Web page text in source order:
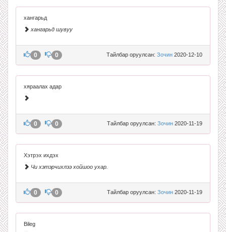
хангарьд
хангарьд шувуу
Тайлбар оруулсан: Зочин 2020-12-10
0 0
хяраалах адар
Тайлбар оруулсан: Зочин 2020-11-19
0 0
Хэтрэх ихдэх
Чи хэтэрчихлээ хойшоо ухар.
Тайлбар оруулсан: Зочин 2020-11-19
0 0
Bileg